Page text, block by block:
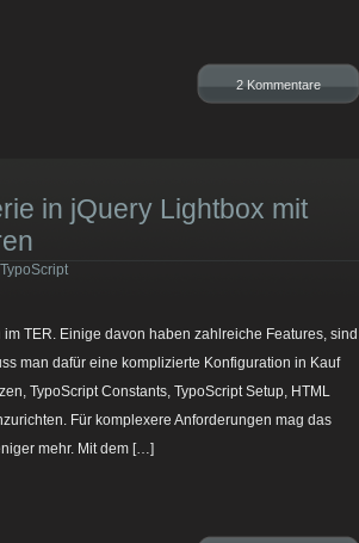
2 Kommentare
in jQuery Lightbox mit
TypoScript
TER. Einige davon haben zahlreiche Features, sind
man dafür eine komplizierte Konfiguration in Kauf
TypoScript Constants, TypoScript Setup, HTML
Für komplexere Anforderungen mag das
mehr. Mit dem […]